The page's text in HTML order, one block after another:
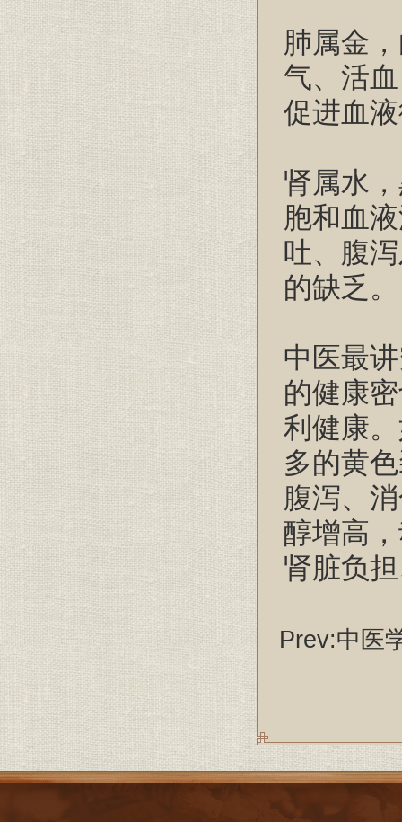
肺属金
气、活
促进血
肾属水
胞和血
吐、腹
的缺乏。
中医最
的健康
利健康
多的黄
腹泻、
醇增高
肾脏负
Prev:中医